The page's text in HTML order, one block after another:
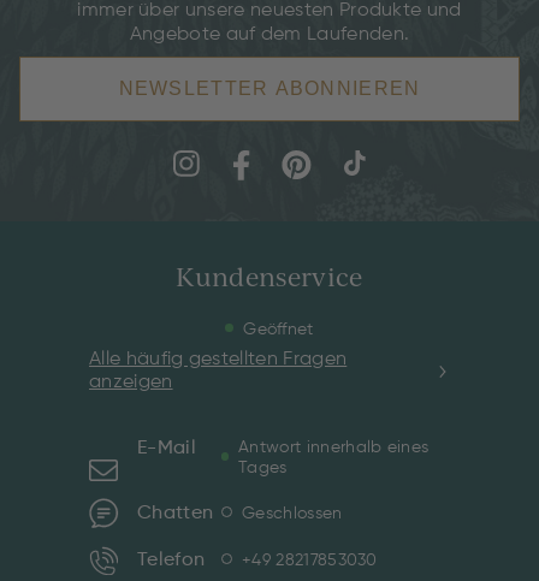
immer über unsere neuesten Produkte und
Angebote auf dem Laufenden.
NEWSLETTER ABONNIEREN
Kundenservice
Geöffnet
Alle häufig gestellten Fragen
anzeigen
E-Mail
Antwort innerhalb eines
Tages
Chatten Geschlossen
Telefon +49 28217853030